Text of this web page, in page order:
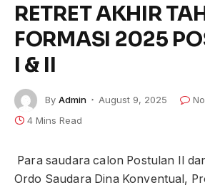
RETRET AKHIR
FORMASI 2025
I & II
By Admin August 9, 2025
4 Mins Read
Para saudara calon Postulan II
Ordo Saudara Dina Konventual,